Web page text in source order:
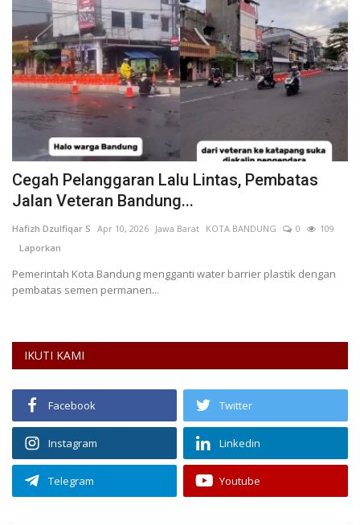
Cegah Pelanggaran Lalu Lintas, Pembatas
Jalan Veteran Bandung...
Hafizh Dzulfiqar S Apr 10, 2026 Jawa Barat KOTA BANDUNG 0
109
Laporkan
Pemerintah Kota Bandung mengganti water barrier plastik dengan
pembatas semen permanen...
IKUTI KAMI
Facebook Twitter
Instagram Linkedin
Telegram Youtube